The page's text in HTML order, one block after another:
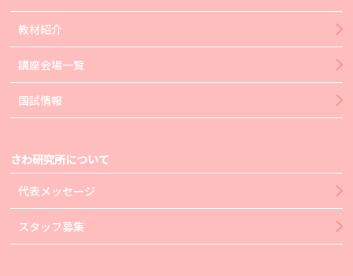
教材紹介
講座会場一覧
国試情報
さわ研究所について
代表メッセージ
スタッフ募集